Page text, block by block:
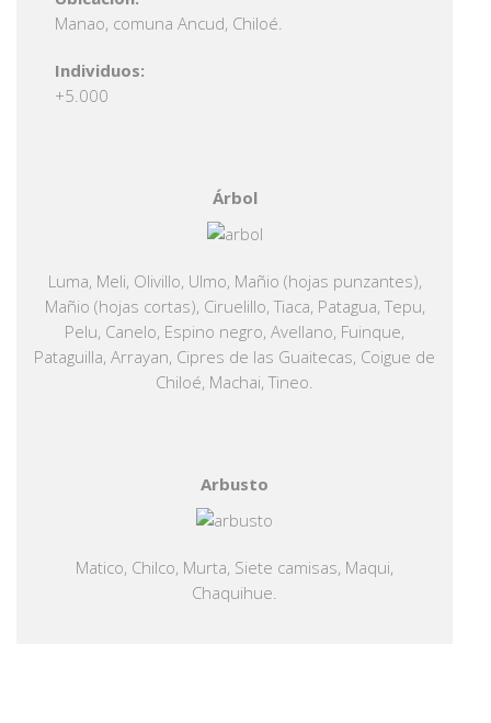
Manao, comuna Ancud, Chiloé.
Individuos:
+5.000
Árbol
Luma, Meli, Olivillo, Ulmo, Mañio (hojas punzantes),
Mañio (hojas cortas), Ciruelillo, Tiaca, Patagua, Tepu,
Pelu, Canelo, Espino negro, Avellano, Fuinque,
Pataguilla, Arrayan, Cipres de las Guaitecas, Coigue de
Chiloé, Machai, Tineo.
Arbusto
Matico, Chilco, Murta, Siete camisas, Maqui,
Chaquihue.